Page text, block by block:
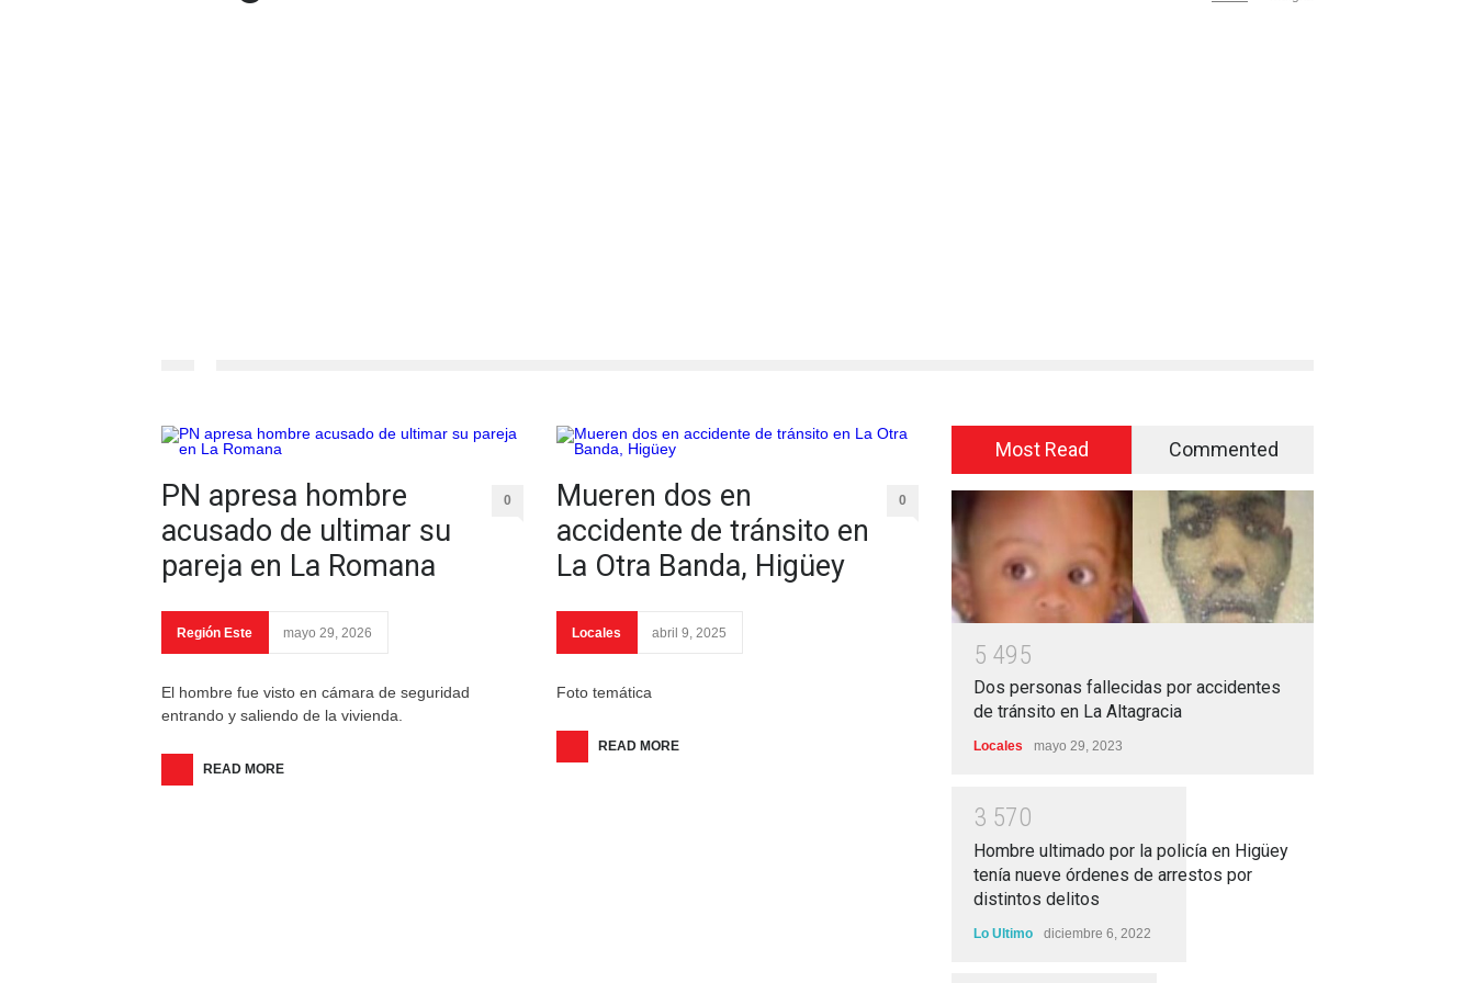
PN apresa hombre
acusado de ultimar su
pareja en La Romana
0
Región Este mayo 29, 2026
El hombre fue visto en cámara de seguridad
entrando y saliendo de la vivienda.
READ MORE
Mueren dos en
accidente de tránsito en
La Otra Banda, Higüey
0
Locales abril 9, 2025
Foto temática
READ MORE
Most Read Commented
5 495
Dos personas fallecidas por accidentes
de tránsito en La Altagracia
Locales mayo 29, 2023
3 570
Hombre ultimado por la policía en Higüey
tenía nueve órdenes de arrestos por
distintos delitos
Lo Ultimo diciembre 6, 2022